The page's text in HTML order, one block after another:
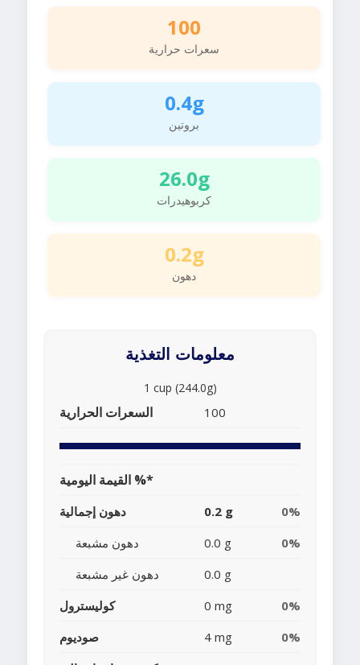
100
سعرات حرارية
0.4g
بروتين
26.0g
كربوهيدرات
0.2g
دهون
معلومات التغذية
1 cup (244.0g)
السعرات الحرارية 100
القيمة اليومية %*
دهون إجمالية 0.2 g
0%
دهون مشبعة
0.0 g
0%
دهون غير مشبعة
0.0 g
كوليسترول
0 mg
0%
صوديوم
4 mg
0%